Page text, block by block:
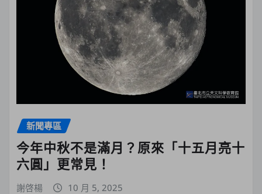
新聞專區
今年中秋不是滿月？原來「十五月亮十
六圓」更常見！
謝啓楊 10 月 5, 2025